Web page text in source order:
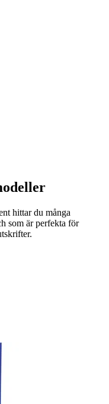
hittar du många
som är perfekta för